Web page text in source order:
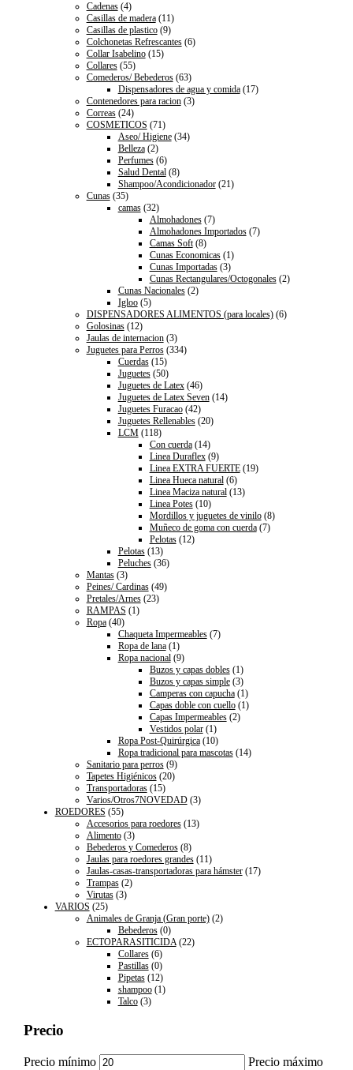
Cadenas (4)
Casillas de madera (11)
Casillas de plastico (9)
Colchonetas Refrescantes (6)
Collar Isabelino (15)
Collares (55)
Comederos/ Bebederos (63)
Dispensadores de agua y comida (17)
Contenedores para racion (3)
Correas (24)
COSMETICOS (71)
Aseo/ Higiene (34)
Belleza (2)
Perfumes (6)
Salud Dental (8)
Shampoo/Acondicionador (21)
Cunas (35)
camas (32)
Almohadones (7)
Almohadones Importados (7)
Camas Soft (8)
Cunas Economicas (1)
Cunas Importadas (3)
Cunas Rectangulares/Octogonales (2)
Cunas Nacionales (2)
Igloo (5)
DISPENSADORES ALIMENTOS (para locales) (6)
Golosinas (12)
Jaulas de internacion (3)
Juguetes para Perros (334)
Cuerdas (15)
Juguetes (50)
Juguetes de Latex (46)
Juguetes de Latex Seven (14)
Juguetes Furacao (42)
Juguetes Rellenables (20)
LCM (118)
Con cuerda (14)
Linea Duraflex (9)
Linea EXTRA FUERTE (19)
Linea Hueca natural (6)
Linea Maciza natural (13)
Linea Potes (10)
Mordillos y juguetes de vinilo (8)
Muñeco de goma con cuerda (7)
Pelotas (12)
Pelotas (13)
Peluches (36)
Mantas (3)
Peines/ Cardinas (49)
Pretales/Arnes (23)
RAMPAS (1)
Ropa (40)
Chaqueta Impermeables (7)
Ropa de lana (1)
Ropa nacional (9)
Buzos y capas dobles (1)
Buzos y capas simple (3)
Camperas con capucha (1)
Capas doble con cuello (1)
Capas Impermeables (2)
Vestidos polar (1)
Ropa Post-Quirúrgica (10)
Ropa tradicional para mascotas (14)
Sanitario para perros (9)
Tapetes Higiénicos (20)
Transportadoras (15)
Varios/Otros7NOVEDAD (3)
ROEDORES (55)
Accesorios para roedores (13)
Alimento (3)
Bebederos y Comederos (8)
Jaulas para roedores grandes (11)
Jaulas-casas-transportadoras para hámster (17)
Trampas (2)
Virutas (3)
VARIOS (25)
Animales de Granja (Gran porte) (2)
Bebederos (0)
ECTOPARASITICIDA (22)
Collares (6)
Pastillas (0)
Pipetas (12)
shampoo (1)
Talco (3)
Precio
Precio mínimo Precio máximo